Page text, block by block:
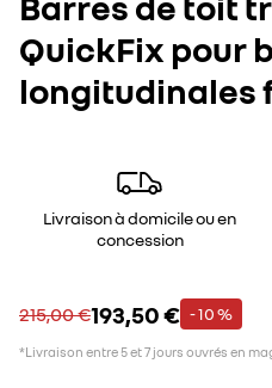
QuickFix pour
longitudinales
Livraison à domicile ou en
concession
215,00 €193,50 € - 10 %
*Livraison entre 5 et 7 jours ouvrés en